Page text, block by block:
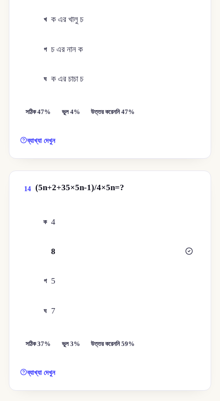
খ ক এর খালু চ
গ চ এর নান ক
ঘ ক এর চাচা চ
সঠিক 47% ভুল 4% উত্তর করেননি 47%
ব্যাখ্যা দেখুন
14 (5n+2+35×5n-1)/4×5n=?
ক 4
8
গ 5
ঘ 7
সঠিক 37% ভুল 3% উত্তর করেননি 59%
ব্যাখ্যা দেখুন